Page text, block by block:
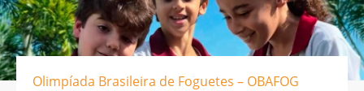
Olimpíada Brasileira de Foguetes – OBAFOG